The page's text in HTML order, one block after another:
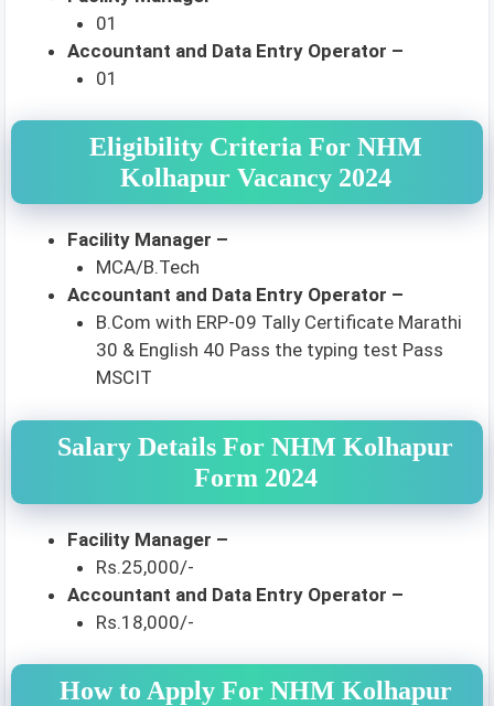
01
Accountant and Data Entry Operator –
01
Eligibility Criteria For NHM
Kolhapur Vacancy 2024
Facility Manager –
MCA/B.Tech
Accountant and Data Entry Operator –
B.Com with ERP-09 Tally Certificate Marathi
30 & English 40 Pass the typing test Pass
MSCIT
Salary Details For NHM Kolhapur
Form 2024
Facility Manager –
Rs.25,000/-
Accountant and Data Entry Operator –
Rs.18,000/-
How to Apply For NHM Kolhapur